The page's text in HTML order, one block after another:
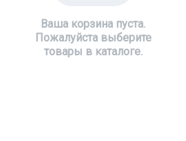
Ваша корзина пуста.
Пожалуйста выберите
товары в каталоге.